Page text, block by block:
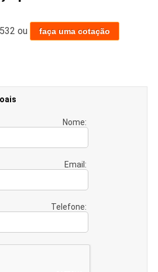
ou faça uma cotação
Nome:
Email:
Telefone: